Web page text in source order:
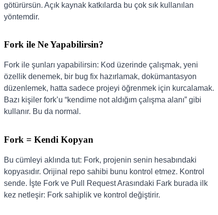
götürürsün. Açık kaynak katkılarda bu çok sık kullanılan
yöntemdir.
Fork ile Ne Yapabilirsin?
Fork ile şunları yapabilirsin: Kod üzerinde çalışmak, yeni
özellik denemek, bir bug fix hazırlamak, dokümantasyon
düzenlemek, hatta sadece projeyi öğrenmek için kurcalamak.
Bazı kişiler fork’u “kendime not aldığım çalışma alanı” gibi
kullanır. Bu da normal.
Fork = Kendi Kopyan
Bu cümleyi aklında tut: Fork, projenin senin hesabındaki
kopyasıdır. Orijinal repo sahibi bunu kontrol etmez. Kontrol
sende. İşte Fork ve Pull Request Arasındaki Fark burada ilk
kez netleşir: Fork sahiplik ve kontrol değiştirir.